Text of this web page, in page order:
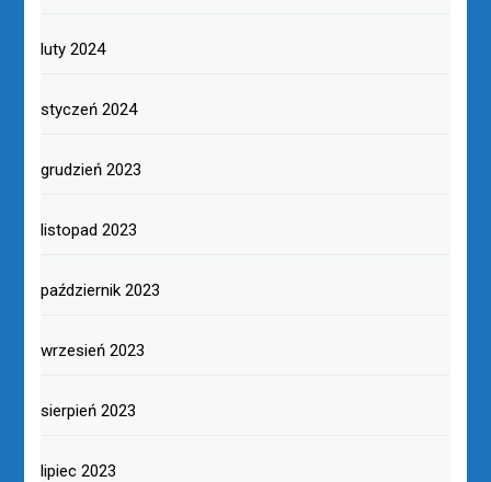
luty 2024
styczeń 2024
grudzień 2023
listopad 2023
październik 2023
wrzesień 2023
sierpień 2023
lipiec 2023